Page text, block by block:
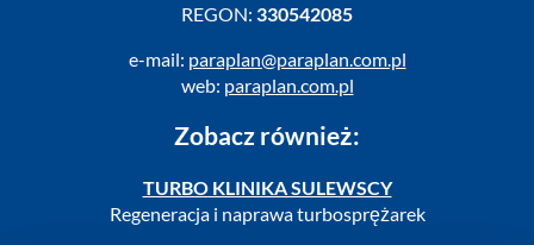
REGON: 330542085
e-mail: paraplan@paraplan.com.pl
web: paraplan.com.pl
Zobacz również:
TURBO KLINIKA SULEWSCY
Regeneracja i naprawa turbosprężarek